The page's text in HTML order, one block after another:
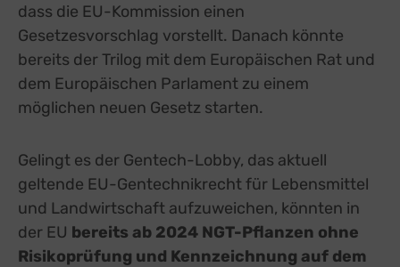
dass die EU-Kommission einen
Gesetzesvorschlag vorstellt. Danach könnte
bereits der Trilog mit dem Europäischen Rat und
dem Europäischen Parlament zu einem
möglichen neuen Gesetz starten.
Gelingt es der Gentech-Lobby, das aktuell
geltende EU-Gentechnikrecht für Lebensmittel
und Landwirtschaft aufzuweichen, könnten in
der EU bereits ab 2024 NGT-Pflanzen ohne
Risikoprüfung und Kennzeichnung auf dem